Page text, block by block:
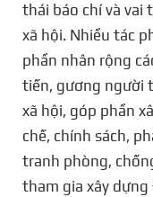
thái báo chí và vai
xã hội. Nhiều tác
phần nhân rộng
tiến, gương người
xã hội, góp phần
chế, chính sách,
tranh phòng,
tham gia xây